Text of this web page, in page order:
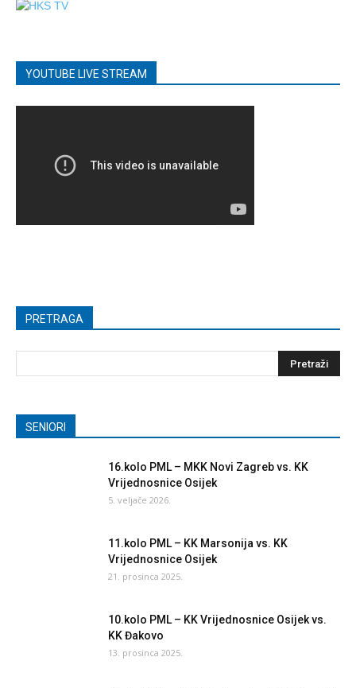
YOUTUBE LIVE STREAM
PRETRAGA
SENIORI
16.kolo PML – MKK Novi Zagreb vs. KK
Vrijednosnice Osijek
5. veljače 2026.
11.kolo PML – KK Marsonija vs. KK
Vrijednosnice Osijek
21. prosinca 2025.
10.kolo PML – KK Vrijednosnice Osijek vs.
KK Đakovo
13. prosinca 2025.